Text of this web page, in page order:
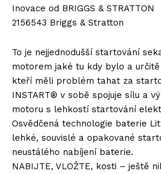
Inovace od BRIGGS & STRATTON
2156543 Briggs & Stratton
To je nejjednodušší startování
motorem jaké tu kdy bylo a
kteří měli problém tahat za
INSTART® v sobě spojuje sílu a
motoru s lehkostí startování
Osvědčená technologie baterie
lehké, souvislé a opakované
neustálého nabíjení baterie.
NABIJTE, VLOŽTE, kosti – ještě